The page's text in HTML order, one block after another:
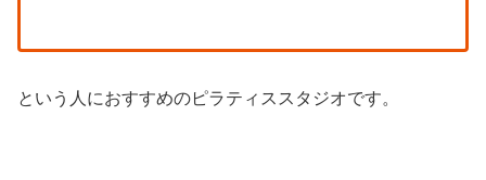
という人におすすめのピラティススタジオです。